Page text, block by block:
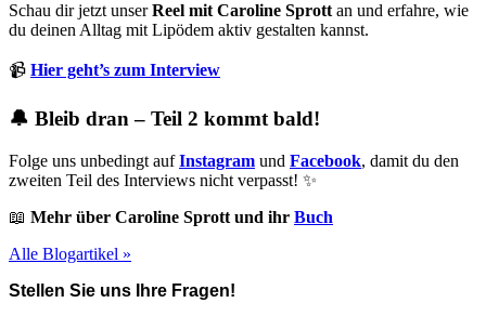
Schau dir jetzt unserReel mit Caroline Sprott an und erfahre, wie
du deinen Alltag mit Lipödem aktiv gestalten kannst.
📹 Hier geht’s zum Interview
🔔 Bleib dran – Teil 2 kommt bald!
Folge uns unbedingt aufInstagram und Facebook, damit du den
zweiten Teil des Interviews nicht verpasst! ✨
📖 Mehr über Caroline Sprott und ihr Buch
Alle Blogartikel »
Stellen Sie uns Ihre Fragen!